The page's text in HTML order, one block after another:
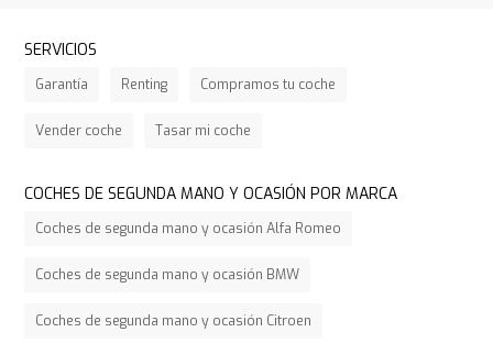
SERVICIOS
Garantía Renting Compramos tu coche
Vender coche Tasar mi coche
COCHES DE SEGUNDA MANO Y OCASIÓN POR MARCA
Coches de segunda mano y ocasión Alfa Romeo
Coches de segunda mano y ocasión BMW
Coches de segunda mano y ocasión Citroen